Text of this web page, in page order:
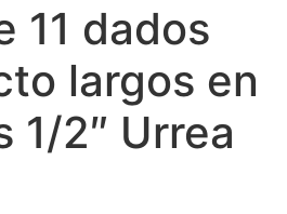
11 dados
largos en
1/2″ Urrea